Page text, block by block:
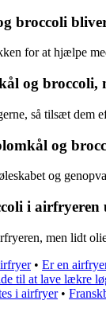
broccoli
for at hjælpe
og broccoli,
så tilsæt dem
og
og
i airfryeren
men lidt
• Er en
til at lave lækre
i airfryer•